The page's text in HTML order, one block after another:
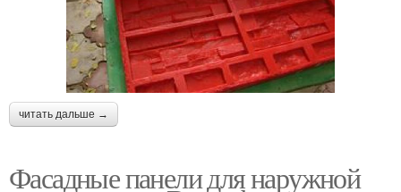
читать дальше →
Фасадные панели для наружной